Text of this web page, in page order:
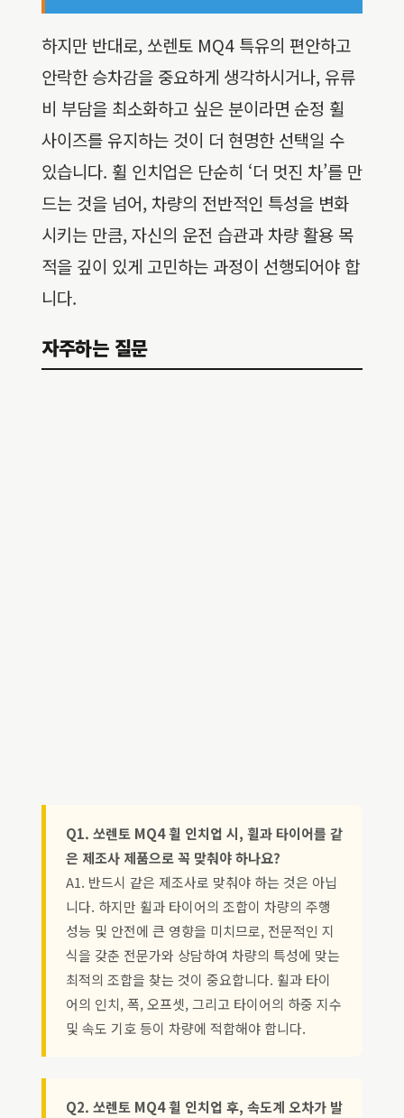
하지만 반대로, 쏘렌토 MQ4 특유의 편안하고
안락한 승차감을 중요하게 생각하시거나, 유류
비 부담을 최소화하고 싶은 분이라면 순정 휠
사이즈를 유지하는 것이 더 현명한 선택일 수
있습니다. 휠 인치업은 단순히 ‘더 멋진 차’를 만
드는 것을 넘어, 차량의 전반적인 특성을 변화
시키는 만큼, 자신의 운전 습관과 차량 활용 목
적을 깊이 있게 고민하는 과정이 선행되어야 합
니다.
자주하는 질문
Q1. 쏘렌토 MQ4 휠 인치업 시, 휠과 타이어를 같
은 제조사 제품으로 꼭 맞춰야 하나요?
A1. 반드시 같은 제조사로 맞춰야 하는 것은 아닙
니다. 하지만 휠과 타이어의 조합이 차량의 주행
성능 및 안전에 큰 영향을 미치므로, 전문적인 지
식을 갖춘 전문가와 상담하여 차량의 특성에 맞는
최적의 조합을 찾는 것이 중요합니다. 휠과 타이
어의 인치, 폭, 오프셋, 그리고 타이어의 하중 지수
및 속도 기호 등이 차량에 적합해야 합니다.
Q2. 쏘렌토 MQ4 휠 인치업 후, 속도계 오차가 발